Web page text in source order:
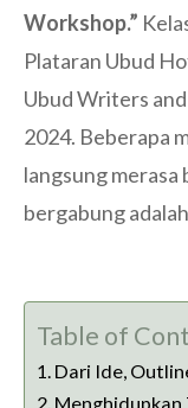
Workshop.”
Plataran Ubud
Ubud Writers
2024. Beberapa
langsung
bergabung
Table of
Dari Ide,
Menghidupkan